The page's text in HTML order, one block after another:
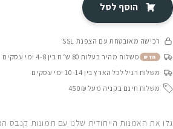
הוסף לסל
רכישה מאובטחת עם הצפנת SSL
חדש משלוח מהיר בעלות 80 ש״ח בין 4-8 ימי עסקים
משלוח רגיל לכל הארץ בין 10-14 ימי עסקים
משלוח חינם בקניה מעל 450₪
גלו את האמנות הייחודית שלנו עם תמונות קנבס